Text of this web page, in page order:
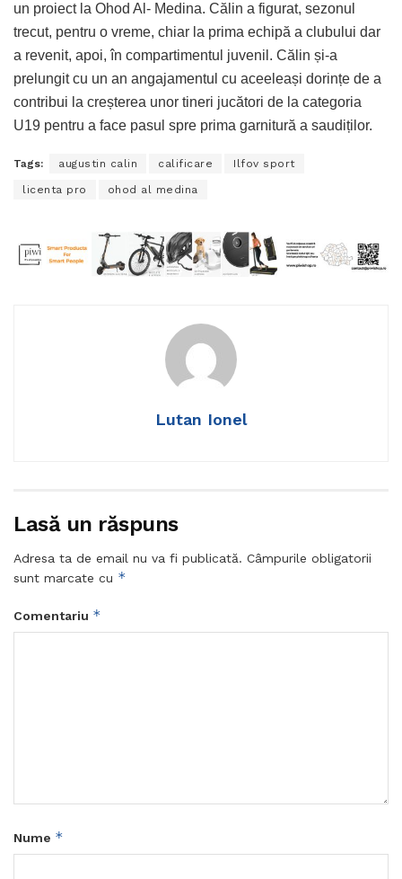
un proiect la Ohod Al- Medina. Călin a figurat, sezonul
trecut, pentru o vreme, chiar la prima echipă a clubului dar
a revenit, apoi, în compartimentul juvenil. Călin și-a
prelungit cu un an angajamentul cu aceeleași dorințe de a
contribui la creșterea unor tineri jucători de la categoria
U19 pentru a face pasul spre prima garnitură a saudiților.
Tags: augustin calin calificare Ilfov sport
licenta pro ohod al medina
Lutan Ionel
Lasă un răspuns
Adresa ta de email nu va fi publicată. Câmpurile obligatorii
sunt marcate cu *
Comentariu *
Nume *